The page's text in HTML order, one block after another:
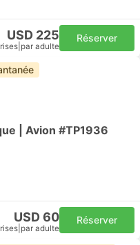
USD 225
par adulte
Réserver
| Avion #TP1936
USD 60
par adulte
Réserver